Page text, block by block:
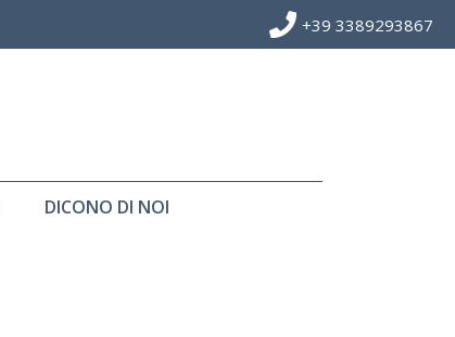
+39 3389293867
DICONO DI NOI